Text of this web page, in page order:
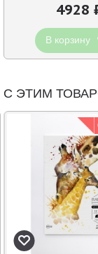
4928
В корзину
С ЭТИМ